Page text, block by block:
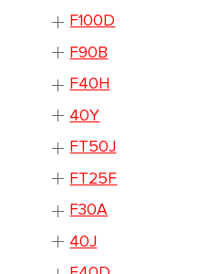
F100D
F90B
F40H
40Y
FT50J
FT25F
F30A
40J